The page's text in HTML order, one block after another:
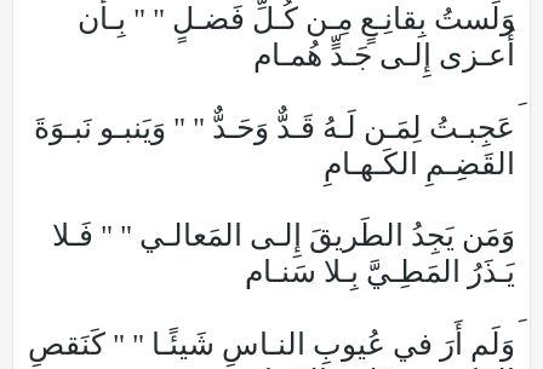
وَلَستُ بِقانِـعٍ مِـن كُـلِّ فَضـلٍ " " بِـأَن
أُعـزى إِلـى جَـدٍّ هُمـام
عَجِبـتُ لِمَـن لَـهُ قَـدٌّ وَحَـدٌّ " " وَيَنبـو نَبـوَةَ
القَضِـمِ الكَـهـامِ
وَمَن يَجِدُ الطَريقَ إِلـى المَعالـي " " فَـلا
يَـذَرُ المَطِـيَّ بِـلا سَنـام
وَلَم أَرَ في عُيوبِ النـاسِ شَيئًـا " " كَنَقصِ